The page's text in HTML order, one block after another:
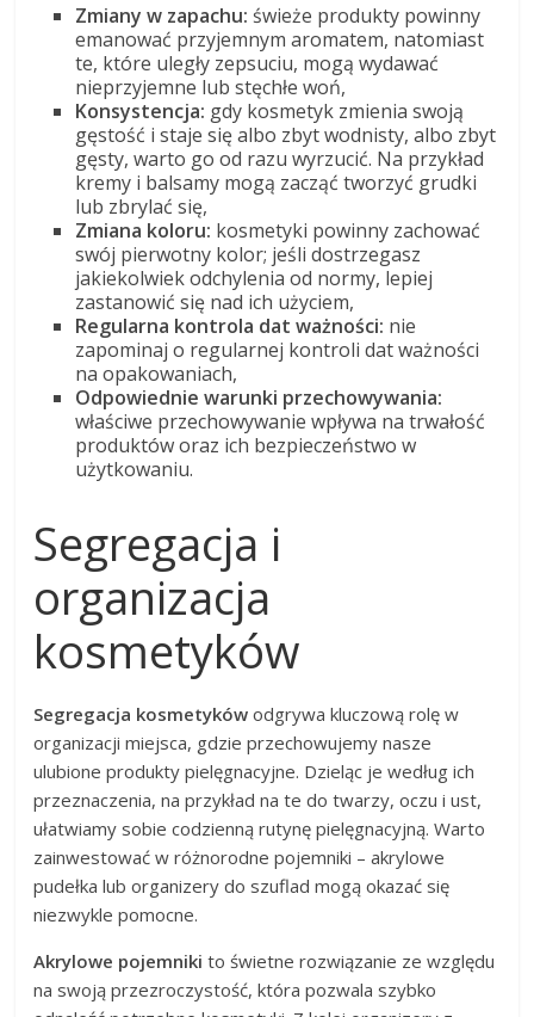
Zmiany w zapachu: świeże produkty powinny
emanować przyjemnym aromatem, natomiast
te, które uległy zepsuciu, mogą wydawać
nieprzyjemne lub stęchłe woń,
Konsystencja: gdy kosmetyk zmienia swoją
gęstość i staje się albo zbyt wodnisty, albo zbyt
gęsty, warto go od razu wyrzucić. Na przykład
kremy i balsamy mogą zacząć tworzyć grudki
lub zbrylać się,
Zmiana koloru: kosmetyki powinny zachować
swój pierwotny kolor; jeśli dostrzegasz
jakiekolwiek odchylenia od normy, lepiej
zastanowić się nad ich użyciem,
Regularna kontrola dat ważności: nie
zapominaj o regularnej kontroli dat ważności
na opakowaniach,
Odpowiednie warunki przechowywania:
właściwe przechowywanie wpływa na trwałość
produktów oraz ich bezpieczeństwo w
użytkowaniu.
Segregacja i
organizacja
kosmetyków
Segregacja kosmetyków odgrywa kluczową rolę w
organizacji miejsca, gdzie przechowujemy nasze
ulubione produkty pielęgnacyjne. Dzieląc je według ich
przeznaczenia, na przykład na te do twarzy, oczu i ust,
ułatwiamy sobie codzienną rutynę pielęgnacyjną. Warto
zainwestować w różnorodne pojemniki – akrylowe
pudełka lub organizery do szuflad mogą okazać się
niezwykle pomocne.
Akrylowe pojemniki to świetne rozwiązanie ze względu
na swoją przezroczystość, która pozwala szybko